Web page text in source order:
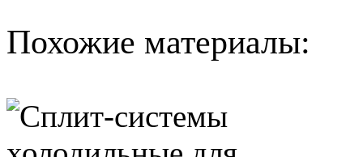
Похожие материалы: